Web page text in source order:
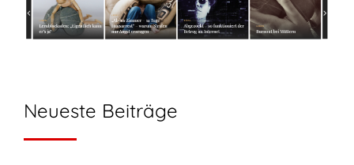
Neueste Beiträge